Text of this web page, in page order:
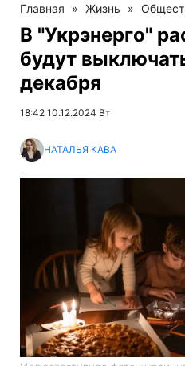
Главная » Жизнь »
В "Укрэнерго"
будут
декабря
18:42 10.12.2024 Вт
НАТАЛЬЯ КАВА